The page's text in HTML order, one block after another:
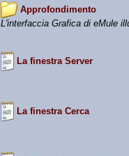
Approfondimento
L'interfaccia Grafica di eMule
La finestra Server
La finestra Cerca